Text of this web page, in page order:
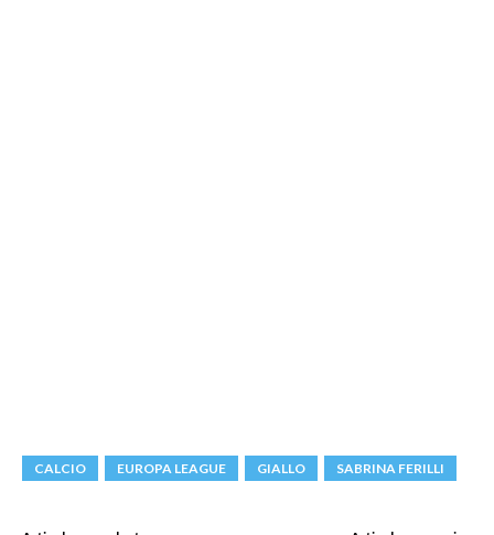
CALCIO EUROPA LEAGUE GIALLO SABRINA FERILLI